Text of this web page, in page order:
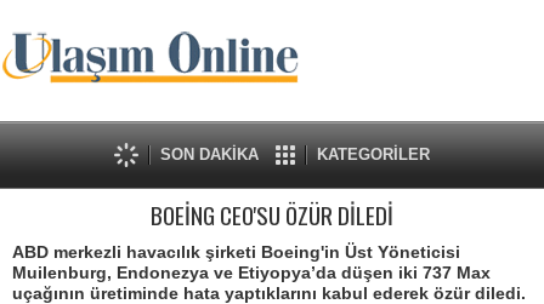
SON DAKİKA KATEGORİLER
BOEİNG CEO'SU ÖZÜR DİLEDİ
ABD merkezli havacılık şirketi Boeing'in Üst Yöneticisi
Muilenburg, Endonezya ve Etiyopya’da düşen iki 737 Max
uçağının üretiminde hata yaptıklarını kabul ederek özür diledi.